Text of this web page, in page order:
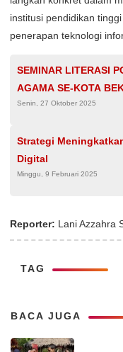
institusi pendidikan
penerapan teknologi
SEMINAR LITERASI
AGAMA SE-KOTA
Guru Agama dalam
Senin, 27 Oktober 2025
Strategi
Digital
Minggu, 9 Februari 2025
Reporter: Lani Azzahra
TAG
BACA JUGA